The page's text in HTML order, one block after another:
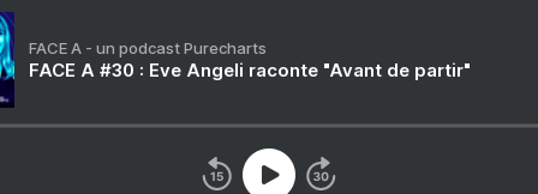
FACE A - un podcast Purecharts
FACE A #30 : Eve Angeli raconte "Avant de partir"